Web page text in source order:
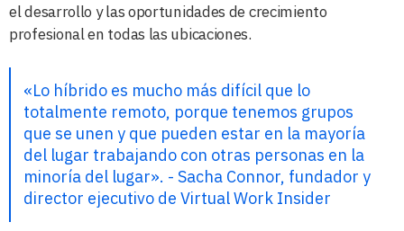
el desarrollo y las oportunidades de crecimiento
profesional en todas las ubicaciones.
«Lo híbrido es mucho más difícil que lo
totalmente remoto, porque tenemos grupos
que se unen y que pueden estar en la mayoría
del lugar trabajando con otras personas en la
minoría del lugar». - Sacha Connor, fundador y
director ejecutivo de Virtual Work Insider